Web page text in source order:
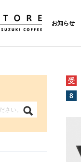
お知らせ
受
8